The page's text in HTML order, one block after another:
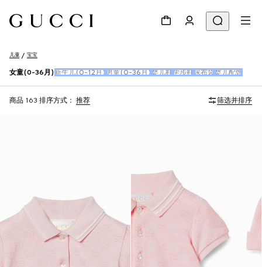
儿童 宝宝
女童(0-36月) 新生儿(0-12月) 男童(0-36月) 婴儿鞋 学步鞋 尿布袋 婴儿配饰
商品 163 排序方式： 推荐 筛选并排序